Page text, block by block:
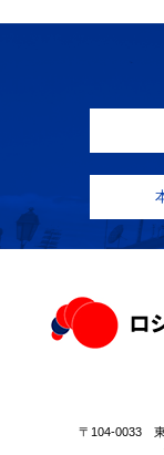
〒104-0033